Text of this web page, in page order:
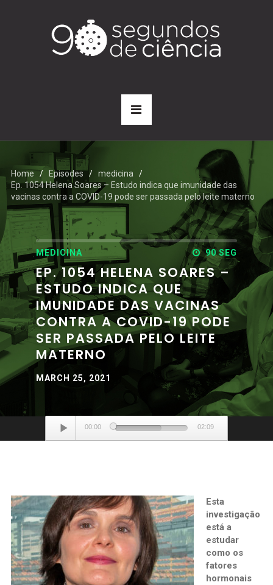
Home Episodes
medicina
Ep. 1054 Helena Soares – Estudo indica que imunidade das
vacinas contra a COVID-19 pode ser passada pelo leite materno
MEDICINA 90 SEG
EP. 1054 HELENA SOARES –
ESTUDO INDICA QUE
IMUNIDADE DAS VACINAS
CONTRA A COVID-19 PODE
SER PASSADA PELO LEITE
MATERNO
MARCH 25, 2021
Audio
Player
00:00 02:09
Esta
investigação
está a
estudar
como os
fatores
hormonais